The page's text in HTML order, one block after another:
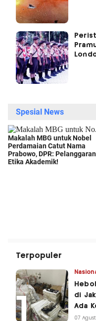
Terpopuler
di
Ada
07